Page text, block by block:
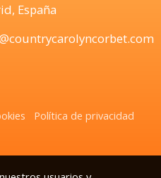
España
Política de privacidad